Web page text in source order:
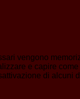
vengono
e capire
di alcuni